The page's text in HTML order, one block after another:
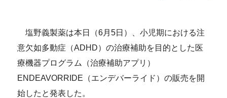
塩野義製薬は本日（6月5日）、小児期における注
意欠如多動症（ADHD）の治療補助を目的とした医
療機器プログラム（治療補助アプリ）
ENDEAVORRIDE（エンデバーライド）の販売を開
始したと発表した。